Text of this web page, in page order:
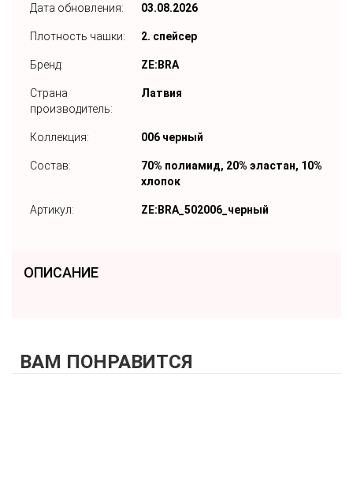
Дата обновления: 03.08.2026
Плотность чашки: 2. спейсер
Бренд: ZE:BRA
Страна
производитель:
Латвия
Коллекция: 006 черный
Состав:
70% полиамид, 20% эластан, 10%
хлопок
Артикул: ZE:BRA_502006_черный
ОПИСАНИЕ
ВАМ ПОНРАВИТСЯ